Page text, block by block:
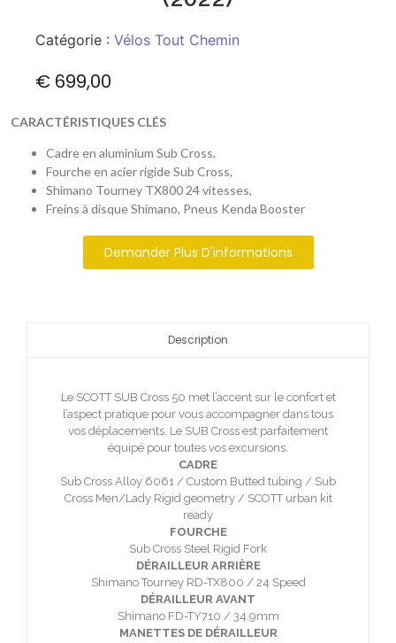
Catégorie : Vélos Tout Chemin
€ 699,00
CARACTÉRISTIQUES CLÉS
Cadre en aluminium Sub Cross,
Fourche en acier rigide Sub Cross,
Shimano Tourney TX800 24 vitesses,
Freins à disque Shimano, Pneus Kenda Booster
Demander Plus D'informations
Description
Le SCOTT SUB Cross 50 met l’accent sur le confort et
l’aspect pratique pour vous accompagner dans tous
vos déplacements. Le SUB Cross est parfaitement
équipé pour toutes vos excursions.
CADRE
Sub Cross Alloy 6061 / Custom Butted tubing / Sub
Cross Men/Lady Rigid geometry / SCOTT urban kit
ready
FOURCHE
Sub Cross Steel Rigid Fork
DÉRAILLEUR ARRIÈRE
Shimano Tourney RD-TX800 / 24 Speed
DÉRAILLEUR AVANT
Shimano FD-TY710 / 34.9mm
MANETTES DE DÉRAILLEUR